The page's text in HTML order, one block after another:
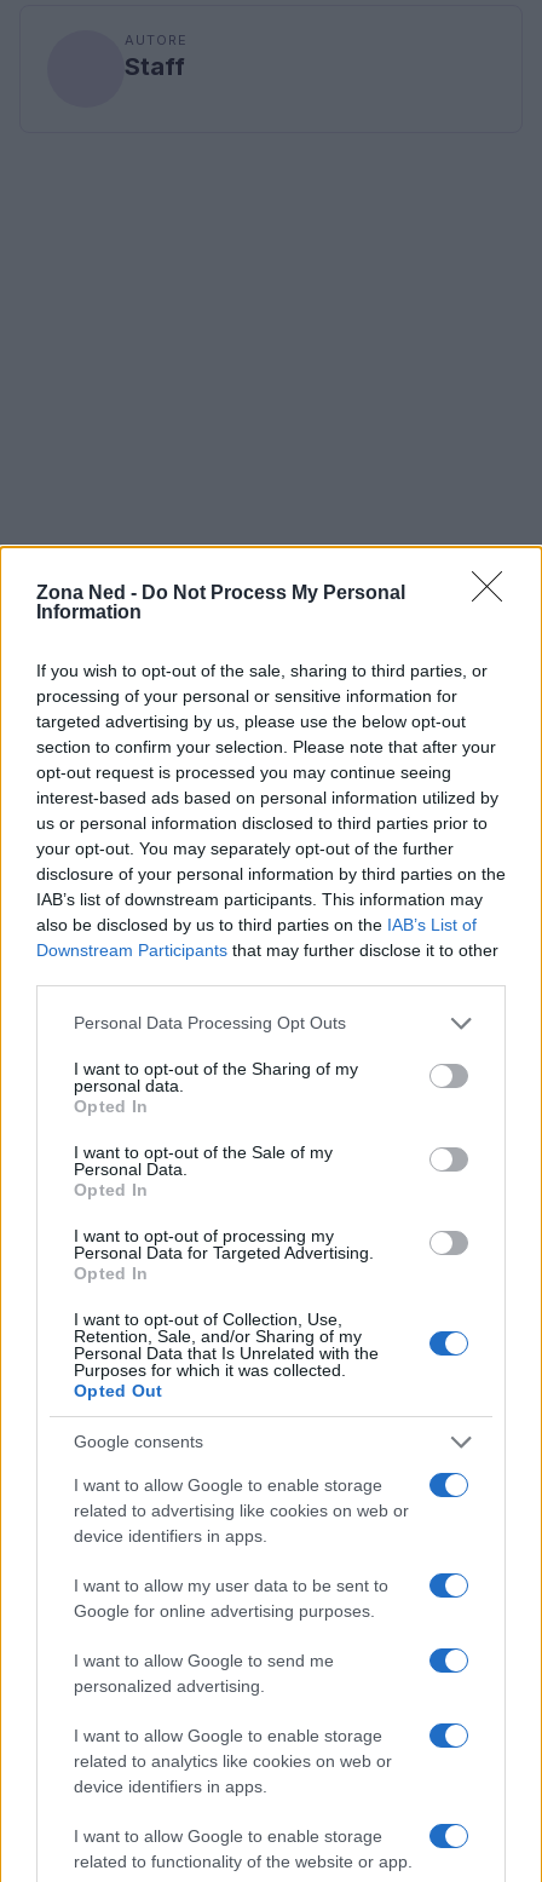
Zona Ned - Do Not Process My Personal
Information
If you wish to opt-out of the sale, sharing to third parties, or
processing of your personal or sensitive information for
targeted advertising by us, please use the below opt-out
section to confirm your selection. Please note that after your
opt-out request is processed you may continue seeing
interest-based ads based on personal information utilized by
us or personal information disclosed to third parties prior to
your opt-out. You may separately opt-out of the further
disclosure of your personal information by third parties on the
IAB’s list of downstream participants. This information may
also be disclosed by us to third parties on the IAB’s List of
Downstream Participants that may further disclose it to other
Please note that this website/app uses one or more Google
not limited to your visit or usage behaviour. You may click to
grant or deny consent to Google and its third-party tags to
use your data for below specified purposes in below Google
consent section.
Personal Data Processing Opt Outs
I want to opt-out of the Sharing of my
personal data.
Opted In
I want to opt-out of the Sale of my
Personal Data.
Opted In
I want to opt-out of processing my
Personal Data for Targeted Advertising.
Opted In
I want to opt-out of Collection, Use,
Retention, Sale, and/or Sharing of my
Personal Data that Is Unrelated with the
Purposes for which it was collected.
Opted Out
Google consents
I want to allow Google to enable storage
related to advertising like cookies on web or
device identifiers in apps.
I want to allow my user data to be sent to
Google for online advertising purposes.
I want to allow Google to send me
personalized advertising.
I want to allow Google to enable storage
related to analytics like cookies on web or
device identifiers in apps.
I want to allow Google to enable storage
related to functionality of the website or app.
AUTORE
Staff
Continua a leggere
NERD NEWS
Boom del settore tech italiano: 652 milioni in venture
capital nel primo semestre 2026
Andrea Conforti · 6 Ago 2026
NERD NEWS
Malescomics 2026: eventi, ospiti e attività in Valle
Andrea Conforti · 5 Ago 2026